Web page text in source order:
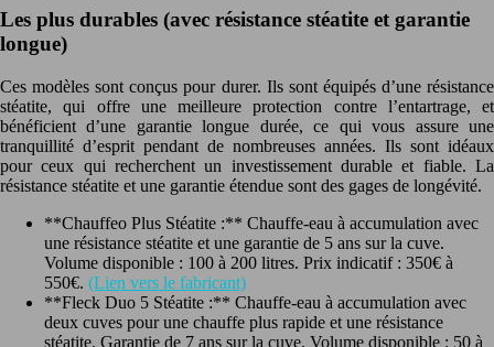
Les plus durables (avec résistance stéatite et garantie
longue)
Ces modèles sont conçus pour durer. Ils sont équipés d’une résistance
stéatite, qui offre une meilleure protection contre l’entartrage, et
bénéficient d’une garantie longue durée, ce qui vous assure une
tranquillité d’esprit pendant de nombreuses années. Ils sont idéaux
pour ceux qui recherchent un investissement durable et fiable. La
résistance stéatite et une garantie étendue sont des gages de longévité.
**Chauffeo Plus Stéatite :** Chauffe-eau à accumulation avec
une résistance stéatite et une garantie de 5 ans sur la cuve.
Volume disponible : 100 à 200 litres. Prix indicatif : 350€ à
550€. (Lien vers le fabricant)
**Fleck Duo 5 Stéatite :** Chauffe-eau à accumulation avec
deux cuves pour une chauffe plus rapide et une résistance
stéatite. Garantie de 7 ans sur la cuve. Volume disponible : 50 à